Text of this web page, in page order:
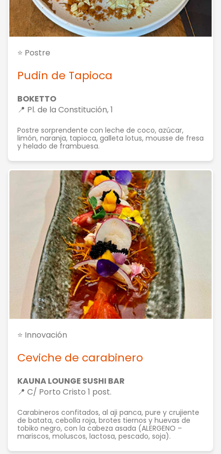
⭐ Postre
Pudin de Tapioca
BOKETTO
📍 Pl. de la Constitución, 1
Postre sorprendente con leche de coco, azúcar,
limón, naranja, tapioca, galleta lotus, mousse de fresa
y helado de frambuesa.
⭐ Innovación
Ceviche de carabinero
KAUNA LOUNGE SUSHI BAR
📍 C/ Porto Cristo 1 post.
Carabineros confitados, al aji panca, pure y crujiente
de batata, cebolla roja, brotes tiernos y huevas de
tobiko negro, con la cabeza asada (ALERGENO –
mariscos, moluscos, lactosa, pescado, soja).